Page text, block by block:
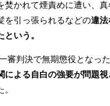
焚かれて煙責めに遭い、
を引っ張られるなどの違法
いう。
審判決で無期懲役となっ
による自白の強要が問題
。